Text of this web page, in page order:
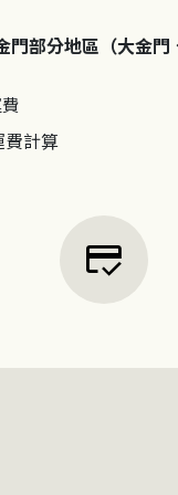
門部分地區（大金門
計算
credit_score